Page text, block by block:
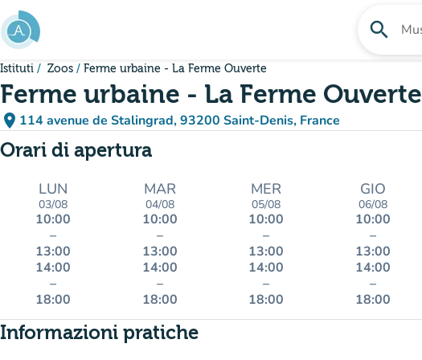
Vai al contenuto principale
search
Istituti Zoos Ferme urbaine - La Ferme Ouverte
Ferme urbaine - La Ferme Ouverte
place 114 avenue de Stalingrad, 93200 Saint-Denis, France
(apri in Google Maps)
(nuova scheda)
Orari di apertura
LUN
03/08
10:00
–
13:00
14:00
–
18:00
MAR
04/08
10:00
–
13:00
14:00
–
18:00
MER
05/08
10:00
–
13:00
14:00
–
18:00
GIO
06/08
10:00
–
13:00
14:00
–
18:00
Informazioni pratiche